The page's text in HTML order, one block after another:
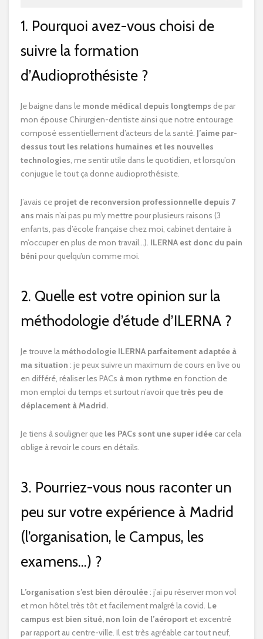
1. Pourquoi avez-vous choisi de
suivre la formation
d’Audioprothésiste ?
Je baigne dans le monde médical depuis longtemps de par
mon épouse Chirurgien-dentiste ainsi que notre entourage
composé essentiellement d’acteurs de la santé. J’aime par-
dessus tout les relations humaines et les nouvelles
technologies, me sentir utile dans le quotidien, et lorsqu’on
conjugue le tout ça donne audioprothésiste.
J’avais ce projet de reconversion professionnelle depuis 7
ans mais n’ai pas pu m’y mettre pour plusieurs raisons (3
enfants, pas d’école française chez moi, cabinet dentaire à
m’occuper en plus de mon travail…). ILERNA est donc du pain
béni pour quelqu’un comme moi.
2. Quelle est votre opinion sur la
méthodologie d’étude d’ILERNA ?
Je trouve la méthodologie ILERNA parfaitement adaptée à
ma situation : je peux suivre un maximum de cours en live ou
en différé, réaliser les PACs à mon rythme en fonction de
mon emploi du temps et surtout n’avoir quetrès peu de
déplacement à Madrid.
Je tiens à souligner que les PACs sont une super idéecar cela
oblige à revoir le cours en détails.
3. Pourriez-vous nous raconter un
peu sur votre expérience à Madrid
(l’organisation, le Campus, les
examens…) ?
L’organisation s’est bien déroulée: j’ai pu réserver mon vol
et mon hôtel très tôt et facilement malgré la covid. Le
campus est bien situé, non loin de l’aéroport et excentré
par rapport au centre-ville. Il est très agréable car tout neuf,